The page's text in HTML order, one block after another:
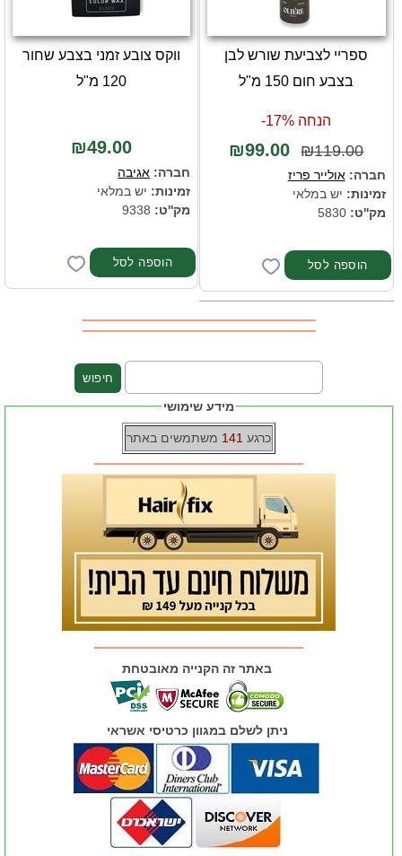
ספריי לצביעת שורש לבן
בצבע חום 150 מ"ל
הנחה 17%-
₪119.00
₪99.00
חברה:אולייר פריז
זמינות: יש במלאי
מק''ט: 5830
ווקס צובע זמני בצבע שחור
120 מ"ל
₪49.00
חברה: אגיבה
זמינות: יש במלאי
מק''ט:
מידע שימושי
כרגע 141 משתמשים באתר